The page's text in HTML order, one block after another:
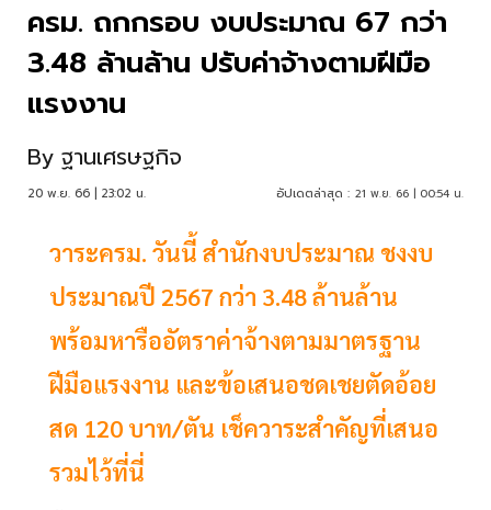
ครม. ถกกรอบ งบประมาณ 67 กว่า
3.48 ล้านล้าน ปรับค่าจ้างตามฝีมือ
แรงงาน
By ฐานเศรษฐกิจ
20 พ.ย. 66 | 23:02 น. อัปเดตล่าสุด : 21 พ.ย. 66 | 00:54 น.
วาระครม. วันนี้ สำนักงบประมาณ ชงงบ
ประมาณปี 2567 กว่า 3.48 ล้านล้าน
พร้อมหารืออัตราค่าจ้างตามมาตรฐาน
ฝีมือแรงงาน และข้อเสนอชดเชยตัดอ้อย
สด 120 บาท/ตัน เช็ควาระสำคัญที่เสนอ
รวมไว้ที่นี่